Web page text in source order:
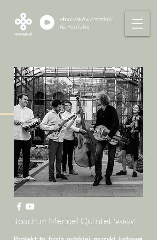
etnokraków/rozstaje
na YouTube
Joachim Mencel Quintet [Polska]